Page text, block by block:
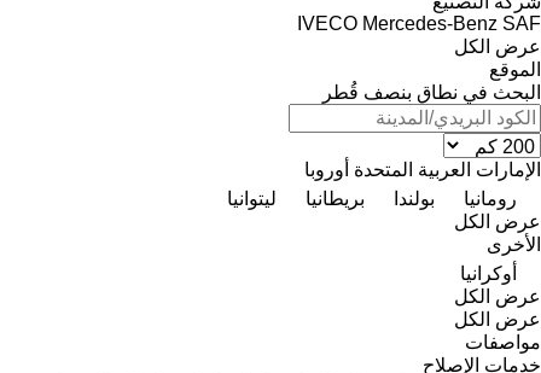
IVECO Mercedes-Benz SAF
عرض الكل
الموقع
البحث في نطاق بنصف قُطر
الإمارات العربية المتحدة أوروبا
رومانيا
بولندا بريطانيا
ليتوانيا
عرض الكل
الأخرى
أوكرانيا
عرض الكل
عرض الكل
مواصفات
خدمات الإصلاح